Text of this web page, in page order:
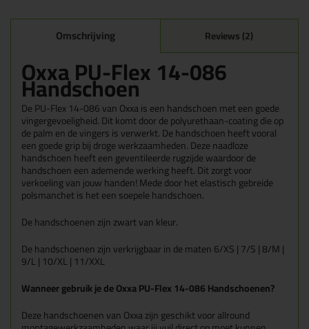
Omschrijving Reviews (2)
Oxxa PU-Flex 14-086
Handschoen
De PU-Flex 14-086 van Oxxa is een handschoen met een goede
vingergevoeligheid. Dit komt door de polyurethaan-coating die op
de palm en de vingers is verwerkt. De handschoen heeft vooral
een goede grip bij droge werkzaamheden. Deze naadloze
handschoen heeft een geventileerde rugzijde waardoor de
handschoen een ademende werking heeft. Dit zorgt voor
verkoeling van jouw handen! Mede door het elastisch gebreide
polsmanchet is het een soepele handschoen.
De handschoenen zijn zwart van kleur.
De handschoenen zijn verkrijgbaar in de maten 6/XS | 7/S | 8/M |
9/L | 10/XL | 11/XXL
Wanneer gebruik je de Oxxa PU-Flex 14-086Handschoenen?
Deze handschoenen van Oxxa zijn geschikt voor allround